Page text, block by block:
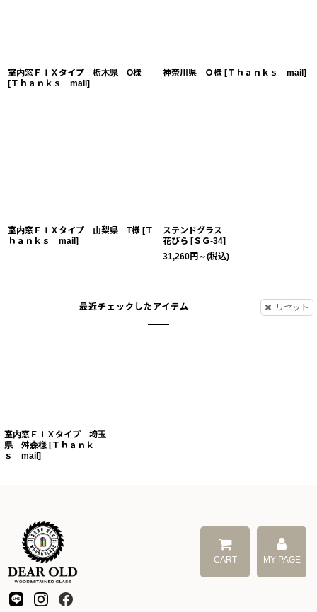
室内窓ＦＩＸタイプ 栃木県 O様
[Ｔｈａｎｋｓ mail ]
神奈川県 Ｏ様 [Ｔｈａｎｋｓ mail ]
室内窓ＦＩＸタイプ 山梨県 T様 [Ｔ
ｈａｎｋｓ mail ]
ステンドグラス
花びら [ＳＧ-34]
31,260円 ～(税込)
最近チェックしたアイテム リセット
室内窓ＦＩＸタイプ 埼玉
県 舛森様 [Ｔｈａｎｋ
ｓ mail ]
CART MY PAGE